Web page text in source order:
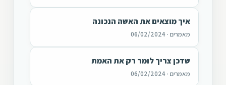
איך מוצאים את האשה הנכונה
מאמרים · 06/02/2024
שדכן צריך לומר רק את האמת
מאמרים · 06/02/2024